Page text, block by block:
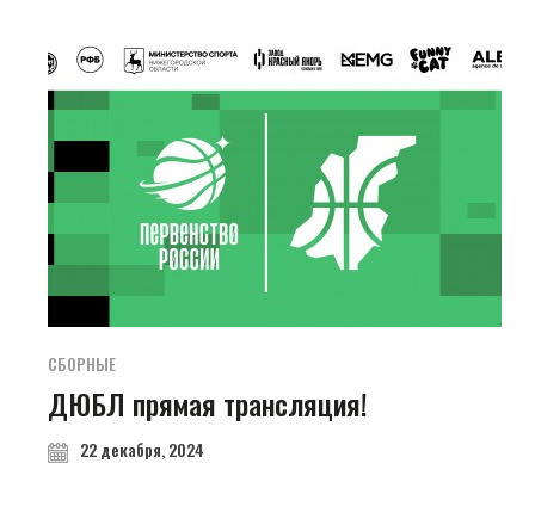
СБОРНЫЕ
ДЮБЛ прямая трансляция!
22 декабря, 2024